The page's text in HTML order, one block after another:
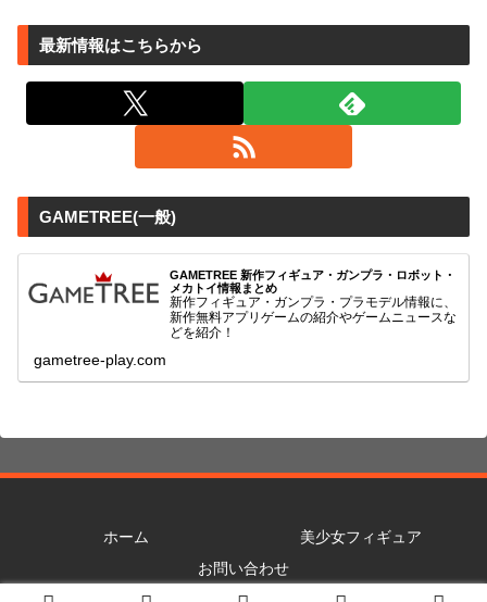
最新情報はこちらから
GAMETREE(一般)
GAMETREE 新作フィギュア・ガンプラ・ロボット・
メカトイ情報まとめ
新作フィギュア・ガンプラ・プラモデル情報に、
新作無料アプリゲームの紹介やゲームニュースな
どを紹介！
gametree-play.com
ホーム
美少女フィギュア
お問い合わせ